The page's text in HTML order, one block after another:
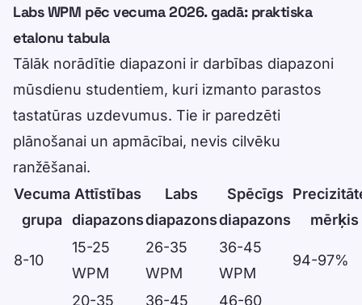
Labs WPM pēc vecuma 2026. gadā: praktiska
etalonu tabula
Tālāk norādītie diapazoni ir darbības diapazoni
mūsdienu studentiem, kuri izmanto parastos
tastatūras uzdevumus. Tie ir paredzēti
plānošanai un apmācībai, nevis cilvēku
ranžēšanai.
Data table
Vecuma
grupa
Attīstības
diapazons
Labs
diapazons
Spēcīgs
diapazons
mērķis
8-10
15-25
WPM
26-35
WPM
36-45
WPM
94-97%
20-35
36-45
46-60